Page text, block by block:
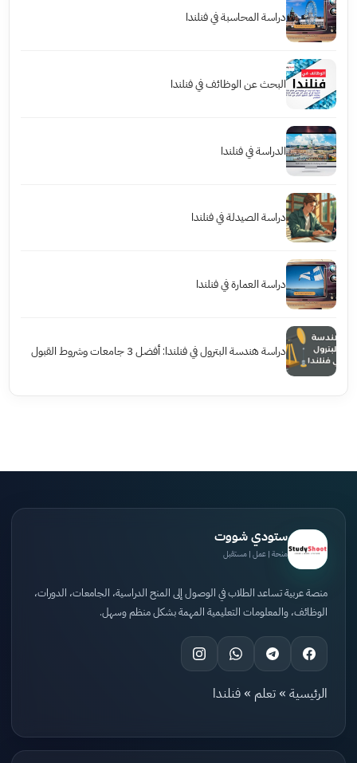
دراسة المحاسبة في فنلندا
البحث عن الوظائف في فنلندا
الدراسة في فنلندا
دراسة الصيدلة في فنلندا
دراسة العمارة في فنلندا
دراسة هندسة البترول في فنلندا: أفضل 3 جامعات وشروط القبول
ستودي شووت
منحة | عمل | مستقبل
منصة عربية تساعد الطلاب في الوصول إلى المنح الدراسية، الجامعات، الدورات،
الوظائف، والمعلومات التعليمية المهمة بشكل منظم وسهل.
الرئيسية » تعلم » فنلندا